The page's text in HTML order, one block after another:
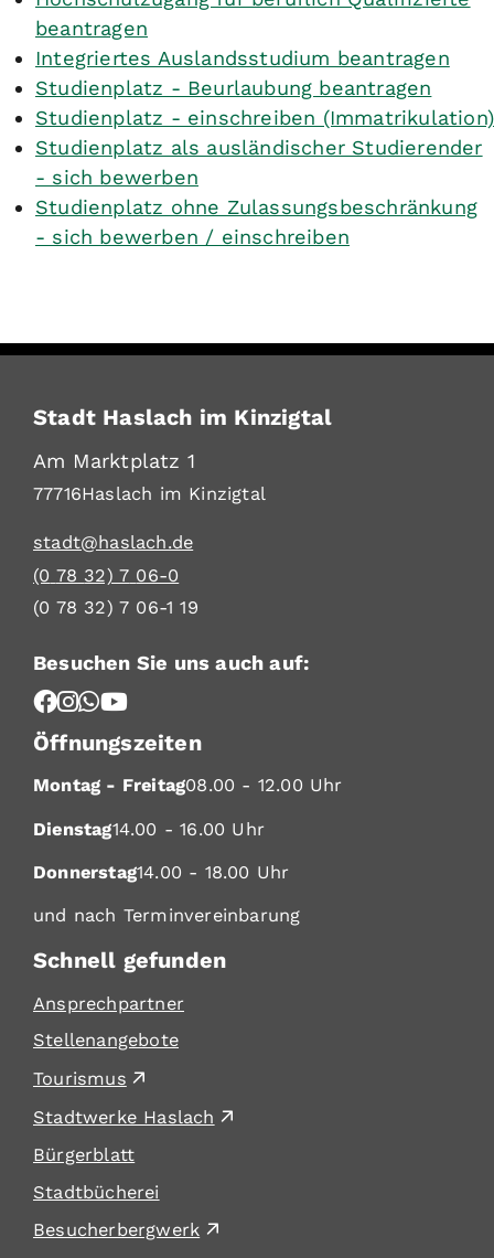
beantragen
Integriertes Auslandsstudium beantragen
Studienplatz - Beurlaubung beantragen
Studienplatz - einschreiben (Immatrikulation)
Studienplatz als ausländischer Studierender
- sich bewerben
Studienplatz ohne Zulassungsbeschränkung
- sich bewerben / einschreiben
Stadt Haslach im Kinzigtal
Am Marktplatz 1
77716Haslach im Kinzigtal
stadt@haslach.de
(0 78 32) 7 06-0
(0 78 32) 7 06-1 19
Besuchen Sie uns auch auf:
Öffnungszeiten
Montag - Freitag08.00 - 12.00 Uhr
Dienstag14.00 - 16.00 Uhr
Donnerstag14.00 - 18.00 Uhr
und nach Terminvereinbarung
Schnell gefunden
Ansprechpartner
Stellenangebote
Tourismus
Stadtwerke Haslach
Bürgerblatt
Stadtbücherei
Besucherbergwerk